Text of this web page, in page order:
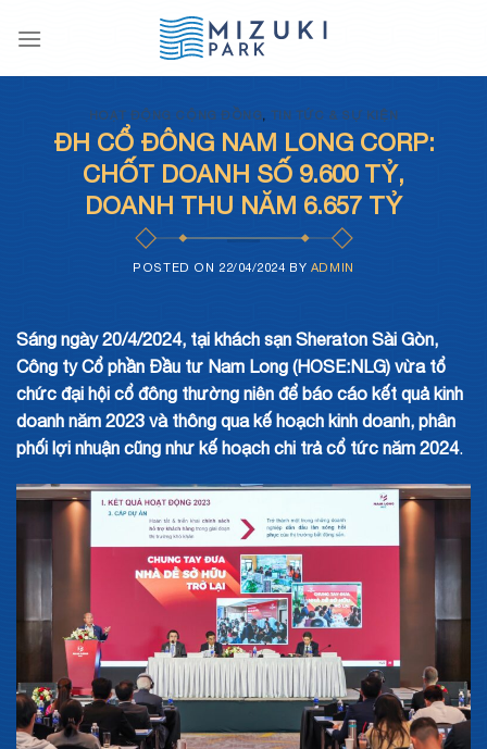
HOẠT ĐỘNG CỘNG ĐỒNG, TIN TỨC & SỰ KIỆN
ĐH CỔ ĐÔNG NAM LONG CORP:
CHỐT DOANH SỐ 9.600 TỶ,
DOANH THU NĂM 6.657 TỶ
POSTED ON 22/04/2024 BY ADMIN
Sáng ngày 20/4/2024, tại khách sạn Sheraton Sài Gòn,
Công ty Cổ phần Đầu tư Nam Long (HOSE:NLG) vừa tổ
chức đại hội cổ đông thường niên để báo cáo kết quả kinh
doanh năm 2023 và thông qua kế hoạch kinh doanh, phân
phối lợi nhuận cũng như kế hoạch chi trả cổ tức năm 2024.